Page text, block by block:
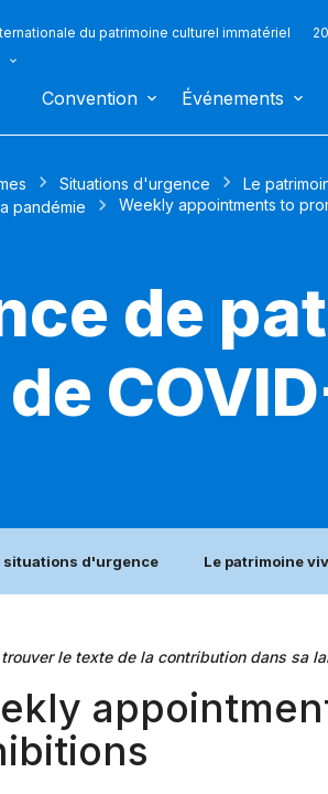
du patrimoine culturel immatériel
Convention Événements
Situations d'urgence
Le
pandémie
Weekly appointments to
de
situations d'urgence Le patrimoine
trouver le texte de la contribution dans sa